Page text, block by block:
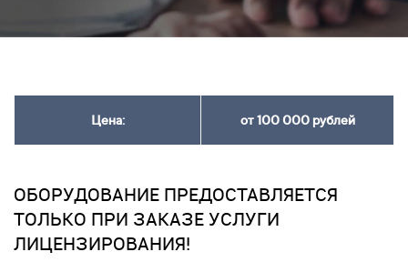
Цена: от 100 000 рублей
ОБОРУДОВАНИЕ ПРЕДОСТАВЛЯЕТСЯ
ТОЛЬКО ПРИ ЗАКАЗЕ УСЛУГИ
ЛИЦЕНЗИРОВАНИЯ!